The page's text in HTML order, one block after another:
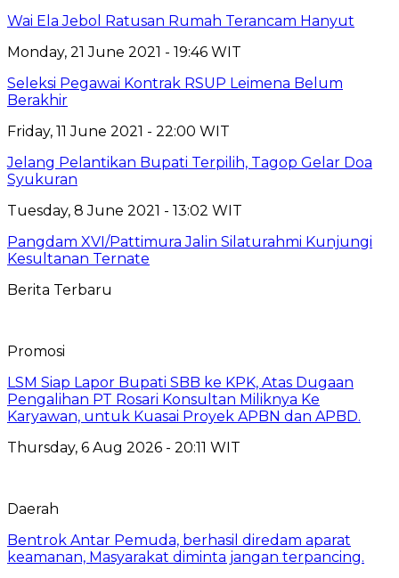
Wai Ela Jebol Ratusan Rumah Terancam Hanyut
Monday, 21 June 2021 - 19:46 WIT
Seleksi Pegawai Kontrak RSUP Leimena Belum
Berakhir
Friday, 11 June 2021 - 22:00 WIT
Jelang Pelantikan Bupati Terpilih, Tagop Gelar Doa
Syukuran
Tuesday, 8 June 2021 - 13:02 WIT
Pangdam XVI/Pattimura Jalin Silaturahmi Kunjungi
Kesultanan Ternate
Berita Terbaru
Promosi
LSM Siap Lapor Bupati SBB ke KPK, Atas Dugaan
Pengalihan PT Rosari Konsultan Miliknya Ke
Karyawan, untuk Kuasai Proyek APBN dan APBD.
Thursday, 6 Aug 2026 - 20:11 WIT
Daerah
Bentrok Antar Pemuda, berhasil diredam aparat
keamanan, Masyarakat diminta jangan terpancing.